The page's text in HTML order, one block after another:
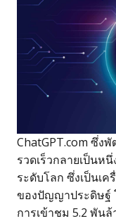
ChatGPT.com ซึ่ง
รวดเร็วกลายเป็นห
ระดับโลก ซึ่งเป็นเ
ของปัญญาประดิษฐ์
การเข้าชม 5.2 พัน